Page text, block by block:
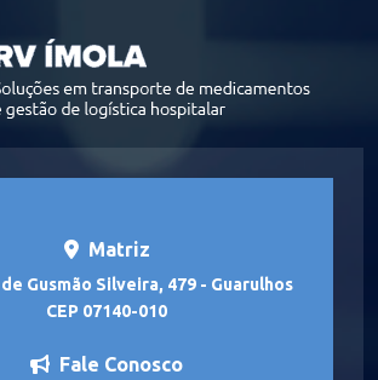
Matriz
Gusmão Silveira, 479 - Guarulhos
CEP 07140-010
Fale Conosco